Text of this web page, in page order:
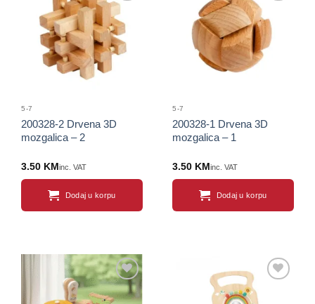
proizvod
5-7
200328-2 Drvena 3D
mozgalica – 2
3.50 KM inc. VAT
Dodaj u korpu
Sačuvaj
proizvod
5-7
200328-1 Drvena 3D
mozgalica – 1
3.50 KM inc. VAT
Dodaj u korpu
Sačuvaj
proizvod
Sačuvaj
proizvod